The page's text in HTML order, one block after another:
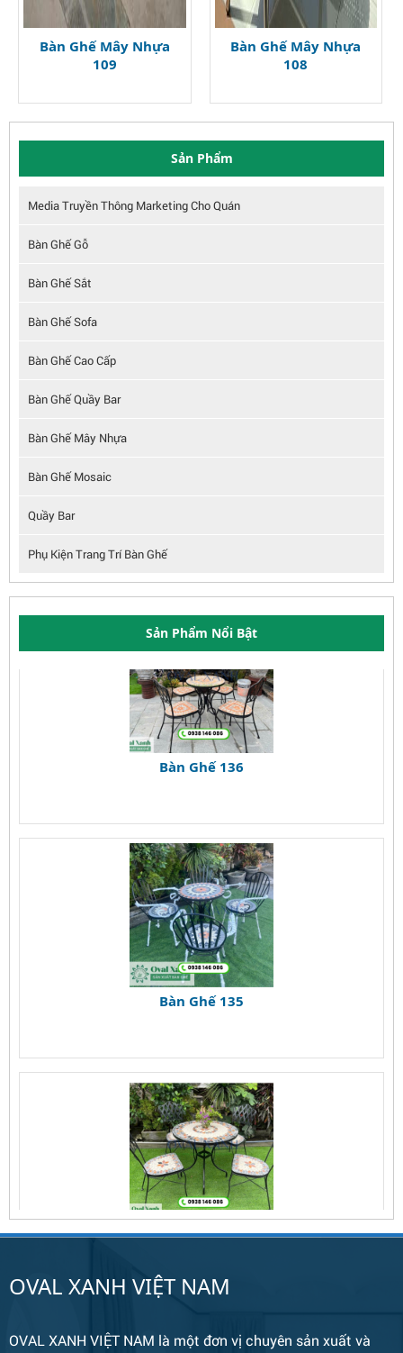
Sản Phẩm
Media Truyền Thông Marketing Cho Quán
Bàn Ghế Gỗ
Bàn Ghế Sắt
Bàn Ghế Sofa
Bàn Ghế Cao Cấp
Bàn Ghế Quầy Bar
Bàn Ghế Mây Nhựa
Bàn Ghế Mosaic
Quầy Bar
Phụ Kiện Trang Trí Bàn Ghế
Sản Phẩm Nổi Bật
Bàn Ghế 136
Bàn Ghế 135
Bàn Ghế 134
Bàn Ghế Mây Nhựa
109
Bàn Ghế Mây Nhựa
108
OVAL XANH VIỆT NAM
OVAL XANH VIỆT NAM là một đơn vị chuyên sản xuất và